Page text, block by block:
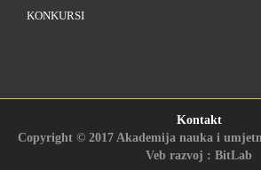
KONKURSI
Kontakt
Copyright © 2017 Akademija nauka i
Veb razvoj : BitLab